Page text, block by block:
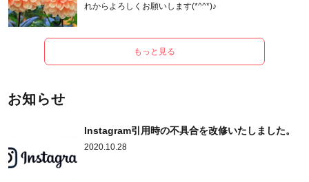
れからよろしくお願いします(*^^*)♪
もっと見る
お知らせ
Instagram引用時の不具合を改修いたしました。
2020.10.28